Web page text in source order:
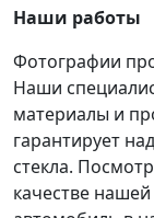
Наши работы
Фотографии
Наши
материалы и
гарантирует
стекла.
качестве